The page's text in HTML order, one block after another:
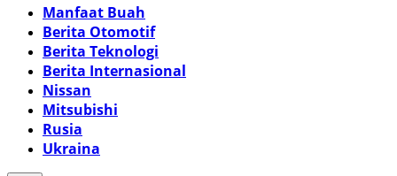
Manfaat Buah
Berita Otomotif
Berita Teknologi
Berita Internasional
Nissan
Mitsubishi
Rusia
Ukraina